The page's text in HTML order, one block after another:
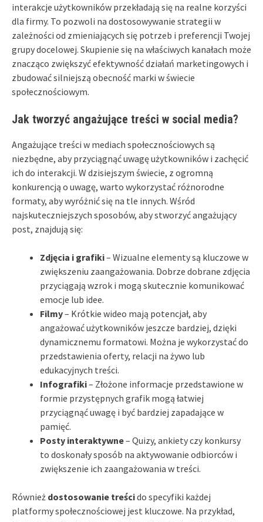
interakcje użytkowników przekładają się na realne korzyści
dla firmy. To pozwoli na dostosowywanie strategii w
zależności od zmieniających się potrzeb i preferencji Twojej
grupy docelowej. Skupienie się na właściwych kanałach może
znacząco zwiększyć efektywność działań marketingowych i
zbudować silniejszą obecność marki w świecie
społecznościowym.
Jak tworzyć angażujące treści w social media?
Angażujące treści w mediach społecznościowych są
niezbędne, aby przyciągnąć uwagę użytkowników i zachęcić
ich do interakcji. W dzisiejszym świecie, z ogromną
konkurencją o uwagę, warto wykorzystać różnorodne
formaty, aby wyróżnić się na tle innych. Wśród
najskuteczniejszych sposobów, aby stworzyć angażujący
post, znajdują się:
Zdjęcia i grafiki– Wizualne elementy są kluczowe w
zwiększeniu zaangażowania. Dobrze dobrane zdjęcia
przyciągają wzrok i mogą skutecznie komunikować
emocje lub idee.
Filmy– Krótkie wideo mają potencjał, aby
angażować użytkowników jeszcze bardziej, dzięki
dynamicznemu formatowi. Można je wykorzystać do
przedstawienia oferty, relacji na żywo lub
edukacyjnych treści.
Infografiki– Złożone informacje przedstawione w
formie przystępnych grafik mogą łatwiej
przyciągnąć uwagę i być bardziej zapadające w
pamięć.
Posty interaktywne– Quizy, ankiety czy konkursy
to doskonały sposób na aktywowanie odbiorców i
zwiększenie ich zaangażowania w treści.
Również dostosowanie treścido specyfiki każdej
platformy społecznościowej jest kluczowe. Na przykład,